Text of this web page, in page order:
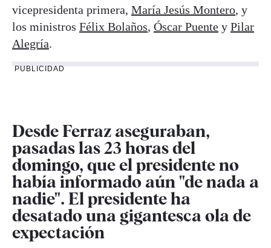
vicepresidenta primera, María Jesús Montero, y
los ministros Félix Bolaños, Óscar Puente y Pilar
Alegría.
PUBLICIDAD
Desde Ferraz aseguraban,
pasadas las 23 horas del
domingo, que el presidente no
había informado aún "de nada a
nadie". El presidente ha
desatado una gigantesca ola de
expectación